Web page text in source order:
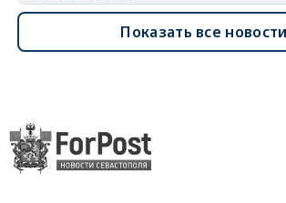
Показать все новости